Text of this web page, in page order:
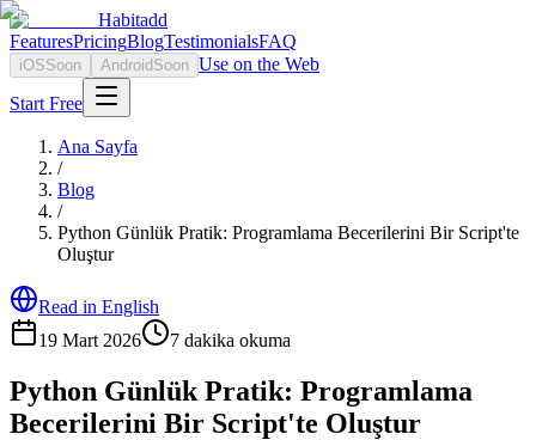
Habitadd
FeaturesPricingBlogTestimonialsFAQ
iOSSoon Android Soon Use on the Web
Start Free
Ana Sayfa
/
Blog
/
Python Günlük Pratik: Programlama Becerilerini Bir Script'te
Oluştur
Read in English
19 Mart 2026
7 dakika okuma
Python Günlük Pratik: Programlama
Becerilerini Bir Script'te Oluştur